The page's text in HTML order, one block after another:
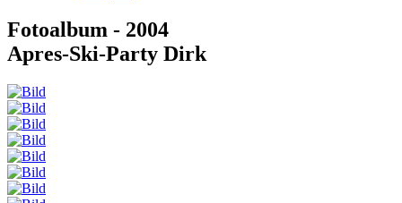
Fotoalbum - 2004
Apres-Ski-Party Dirk